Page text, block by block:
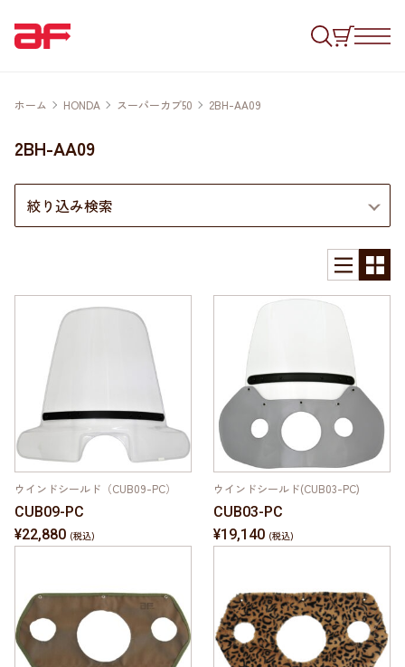
ホーム HONDA スーパーカブ50 2BH-AA09
2BH-AA09
絞り込み検索
ウインドシールド（CUB09-PC）
CUB09-PC
¥22,880
ウインドシールド(CUB03-PC)
CUB03-PC
¥19,140